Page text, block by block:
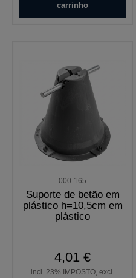
carrinho
000-165
Suporte de betão em
plástico h=10,5cm em
plástico
4,01 €
incl. 23% IMPOSTO, excl.